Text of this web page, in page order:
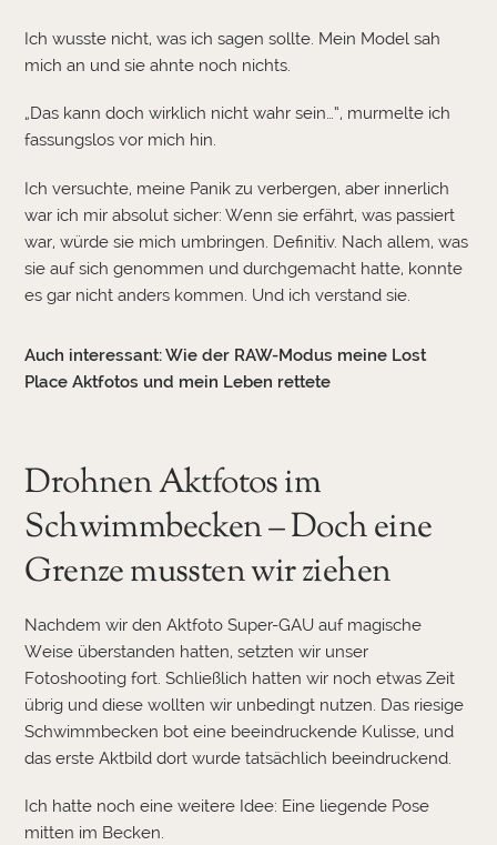
Ich wusste nicht, was ich sagen sollte. Mein Model sah
mich an und sie ahnte noch nichts.
„Das kann doch wirklich nicht wahr sein…“, murmelte ich
fassungslos vor mich hin.
Ich versuchte, meine Panik zu verbergen, aber innerlich
war ich mir absolut sicher: Wenn sie erfährt, was passiert
war, würde sie mich umbringen. Definitiv. Nach allem, was
sie auf sich genommen und durchgemacht hatte, konnte
es gar nicht anders kommen. Und ich verstand sie.
Auch interessant:Wie der RAW-Modus meine Lost
Place Aktfotos und mein Leben rettete
Drohnen Aktfotos im
Schwimmbecken – Doch eine
Grenze mussten wir ziehen
Nachdem wir den Aktfoto Super-GAU auf magische
Weise überstanden hatten, setzten wir unser
Fotoshooting fort. Schließlich hatten wir noch etwas Zeit
übrig und diese wollten wir unbedingt nutzen. Das riesige
Schwimmbecken bot eine beeindruckende Kulisse, und
das erste Aktbild dort wurde tatsächlich beeindruckend.
Ich hatte noch eine weitere Idee: Eine liegende Pose
mitten im Becken.